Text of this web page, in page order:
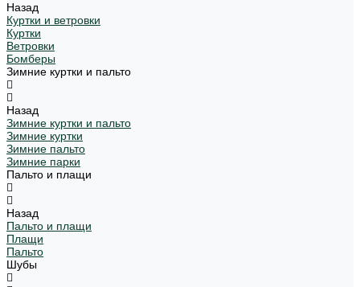
Назад
Куртки и ветровки
Куртки
Ветровки
Бомберы
Зимние куртки и пальто
Назад
Зимние куртки и пальто
Зимние куртки
Зимние пальто
Зимние парки
Пальто и плащи
Назад
Пальто и плащи
Плащи
Пальто
Шубы